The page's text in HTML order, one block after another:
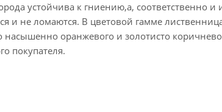
устойчива к гниению,а, соответственно
и не ломаются. В цветовой гамме
насышенно оранжевого и золотисто
покупателя.